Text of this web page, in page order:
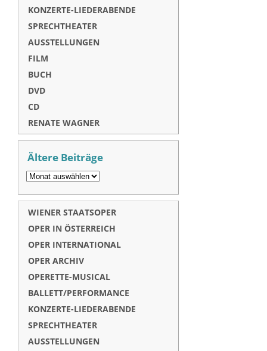
KONZERTE-LIEDERABENDE
SPRECHTHEATER
AUSSTELLUNGEN
FILM
BUCH
DVD
CD
RENATE WAGNER
Ältere Beiträge
WIENER STAATSOPER
OPER IN ÖSTERREICH
OPER INTERNATIONAL
OPER ARCHIV
OPERETTE-MUSICAL
BALLETT/PERFORMANCE
KONZERTE-LIEDERABENDE
SPRECHTHEATER
AUSSTELLUNGEN